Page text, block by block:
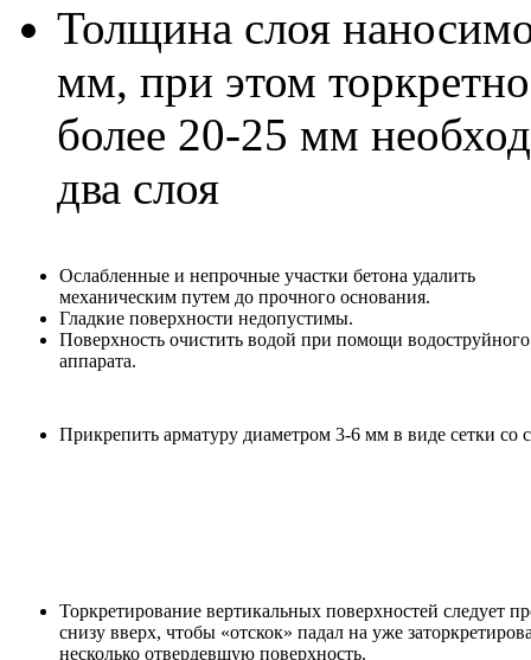
Толщина слоя
мм, при этом
более 20-25 мм
два слоя
Ослабленные и непрочные участки бетона удалить
механическим путем до прочного основания.
Гладкие поверхности недопустимы.
Поверхность очистить водой при помощи водоструйного
аппарата.
Прикрепить арматуру диаметром 3-6 мм в виде сетки со
Торкретирование вертикальных поверхностей следует
снизу вверх, чтобы «отскок» падал на уже
несколько отвердевшую поверхность.